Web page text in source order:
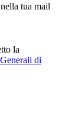
tua mail
la
di